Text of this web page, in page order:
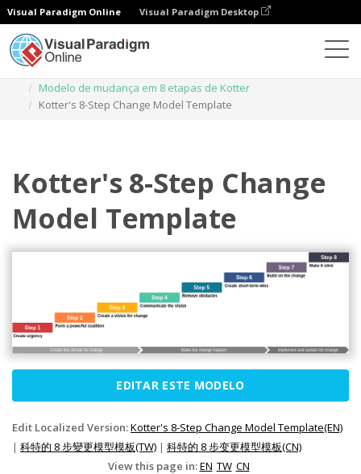
Visual Paradigm Online Visual Paradigm Desktop
Modelo de mudança em 8 etapas de Kotter
Kotter's 8-Step Change Model Template
Kotter's 8-Step Change
Model Template
EDITAR ESTE MODELO
Edit Localized Version:Kotter's 8-Step Change Model Template(EN)
| 科特的 8 步變更模型模板(TW) | 科特的 8 步变更模型模板(CN)
View this page in:EN TW CN